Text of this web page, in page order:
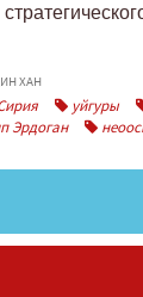
ХАН
уйгуры
Эрдоган